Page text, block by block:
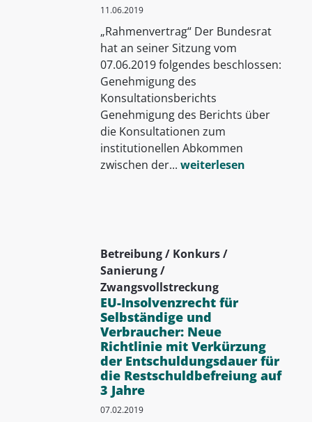
11.06.2019
„Rahmenvertrag“ Der Bundesrat
hat an seiner Sitzung vom
07.06.2019 folgendes beschlossen:
Genehmigung des
Konsultationsberichts
Genehmigung des Berichts über
die Konsultationen zum
institutionellen Abkommen
zwischen der... weiterlesen
Betreibung / Konkurs /
Sanierung /
Zwangsvollstreckung
EU-Insolvenzrecht für
Selbständige und
Verbraucher: Neue
Richtlinie mit Verkürzung
der Entschuldungsdauer für
die Restschuldbefreiung auf
3 Jahre
07.02.2019